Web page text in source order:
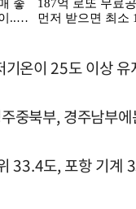
온이 25도 이상
중북부, 경주남부
33.4도, 포항 기계